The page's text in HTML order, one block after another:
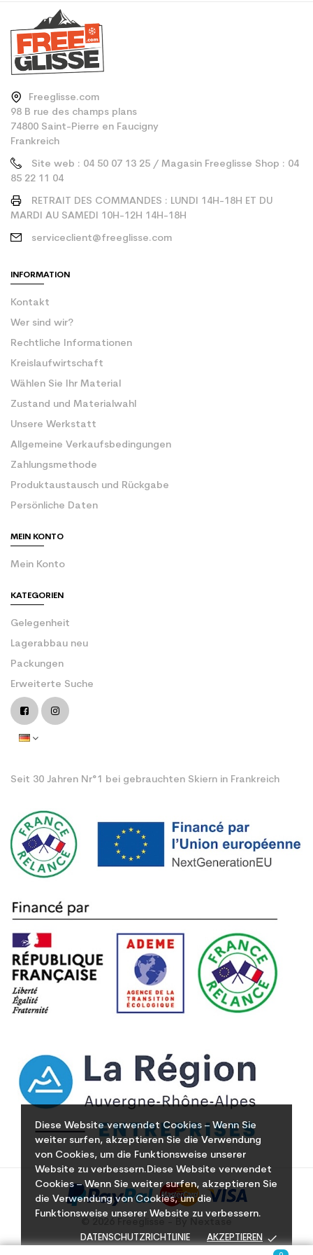
Diese Website verwendet Cookies – Wenn Sie
weiter surfen, akzeptieren Sie die Verwendung
von Cookies, um die Funktionsweise unserer
Website zu verbessern.Diese Website verwendet
Cookies – Wenn Sie weiter surfen, akzeptieren Sie
die Verwendung von Cookies, um die
Funktionsweise unserer Website zu verbessern.
DATENSCHUTZRICHTLINIE AKZEPTIEREN done
Freeglisse.com
98 B rue des champs plans
74800 Saint-Pierre en Faucigny
Frankreich
Site web : 04 50 07 13 25 / Magasin Freeglisse Shop : 04
85 22 11 04
RETRAIT DES COMMANDES : LUNDI 14H-18H ET DU
MARDI AU SAMEDI 10H-12H 14H-18H
serviceclient@freeglisse.com
INFORMATION
Kontakt
Wer sind wir?
Rechtliche Informationen
Kreislaufwirtschaft
Wählen Sie Ihr Material
Zustand und Materialwahl
Unsere Werkstatt
Allgemeine Verkaufsbedingungen
Zahlungsmethode
Produktaustausch und Rückgabe
Persönliche Daten
MEIN KONTO
Mein Konto
KATEGORIEN
Gelegenheit
Lagerabbau neu
Packungen
Erweiterte Suche
Seit 30 Jahren Nr°1 bei gebrauchten Skiern in Frankreich